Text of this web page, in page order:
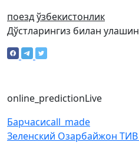
поездўзбекистонлик
Дўстларингиз билан
online_predictionLive
Барчасиcall_made
Зеленский Озарбайжон